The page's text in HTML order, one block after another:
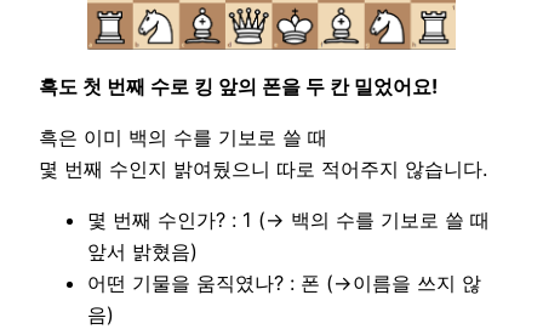
흑도 첫 번째 수로 킹 앞의 폰을 두 칸 밀었어요!
흑은 이미 백의 수를 기보로 쓸 때
몇 번째 수인지 밝여뒀으니 따로 적어주지 않습니다.
몇 번째 수인가? : 1 (→ 백의 수를 기보로 쓸 때
앞서 밝혔음)
어떤 기물을 움직였나? : 폰 (→이름을 쓰지 않
음)